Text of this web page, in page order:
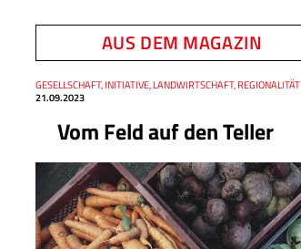
AUS DEM MAGAZIN
Vom Feld auf den Teller
Thema
GESELLSCHAFT, INITIATIVE, LANDWIRTSCHAFT, REGIONALITÄT
Datum
21.09.2023